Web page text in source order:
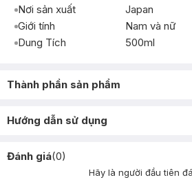
Nơi sản xuất
Japan
Giới tính
Nam và nữ
Dung Tích
500ml
Thành phần sản phẩm
Hướng dẫn sử dụng
Đánh giá(0)
Hãy là người đầu tiên